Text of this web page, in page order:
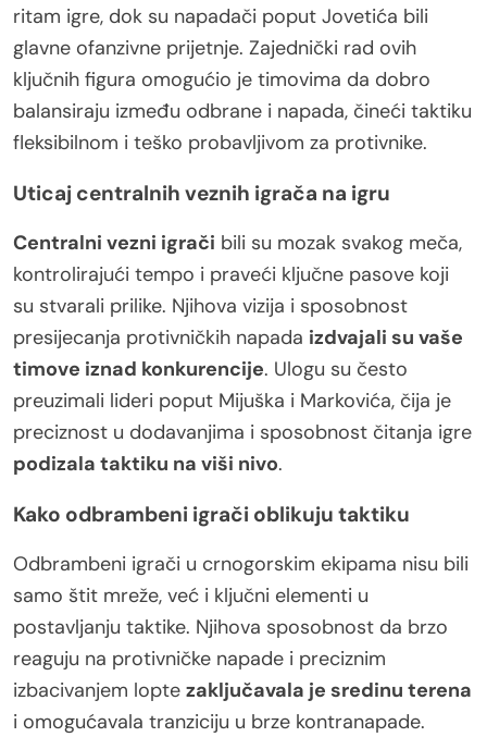
ritam igre, dok su napadači poput Jovetića bili
glavne ofanzivne prijetnje. Zajednički rad ovih
ključnih figura omogućio je timovima da dobro
balansiraju između odbrane i napada, čineći taktiku
fleksibilnom i teško probavljivom za protivnike.
Uticaj centralnih veznih igrača na igru
Centralni vezni igrači bili su mozak svakog meča,
kontrolirajući tempo i praveći ključne pasove koji
su stvarali prilike. Njihova vizija i sposobnost
presijecanja protivničkih napada izdvajali su vaše
timove iznad konkurencije. Ulogu su često
preuzimali lideri poput Mijuška i Markovića, čija je
preciznost u dodavanjima i sposobnost čitanja igre
podizala taktiku na viši nivo.
Kako odbrambeni igrači oblikuju taktiku
Odbrambeni igrači u crnogorskim ekipama nisu bili
samo štit mreže, već i ključni elementi u
postavljanju taktike. Njihova sposobnost da brzo
reaguju na protivničke napade i preciznim
izbacivanjem lopte zaključavala je sredinu terena
i omogućavala tranziciju u brze kontranapade.